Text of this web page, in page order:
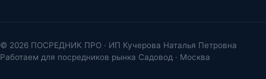
© 2026 ПОСРЕДНИК ПРО · ИП Кучерова Наталья Петровна
Работаем для посредников рынка Садовод · Москва